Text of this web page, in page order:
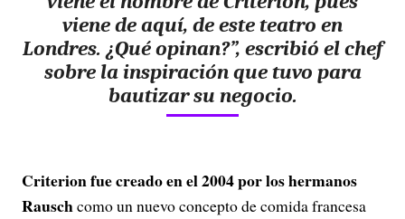
viene de aquí, de este teatro en
Londres. ¿Qué opinan?”, escribió el chef
sobre la inspiración que tuvo para
bautizar su negocio.
Criterion fue creado en el 2004 por los hermanos
Rauschcomo un nuevo concepto de comida francesa